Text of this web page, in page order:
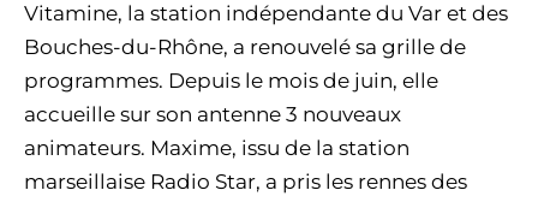
Vitamine, la station indépendante du Var et des
Bouches-du-Rhône, a renouvelé sa grille de
programmes. Depuis le mois de juin, elle
accueille sur son antenne 3 nouveaux
animateurs. Maxime, issu de la station
marseillaise Radio Star, a pris les rennes des